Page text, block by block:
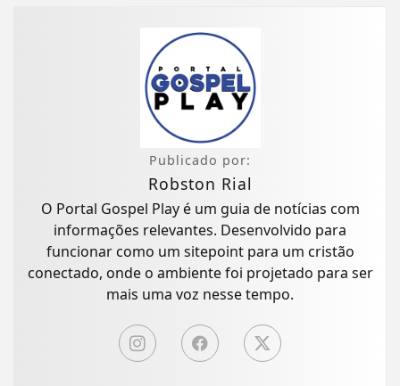
Publicado por:
Robston Rial
O Portal Gospel Play é um guia de notícias com
informações relevantes. Desenvolvido para
funcionar como um sitepoint para um cristão
conectado, onde o ambiente foi projetado para ser
mais uma voz nesse tempo.